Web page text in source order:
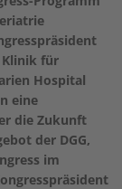
Klinik für
Hospital
eine
die Zukunft
der DGG,
im